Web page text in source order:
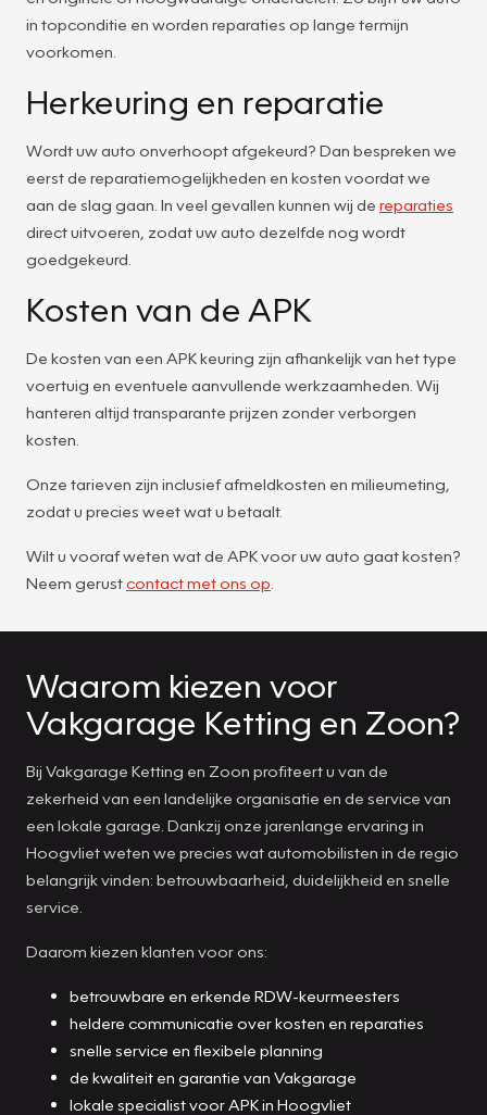
in topconditie en worden reparaties op lange termijn
voorkomen.
Herkeuring en reparatie
Wordt uw auto onverhoopt afgekeurd? Dan bespreken we
eerst de reparatiemogelijkheden en kosten voordat we
aan de slag gaan. In veel gevallen kunnen wij de reparaties
direct uitvoeren, zodat uw auto dezelfde nog wordt
goedgekeurd.
Kosten van de APK
De kosten van een APK keuring zijn afhankelijk van het type
voertuig en eventuele aanvullende werkzaamheden. Wij
hanteren altijd transparante prijzen zonder verborgen
kosten.
Onze tarieven zijn inclusief afmeldkosten en milieumeting,
zodat u precies weet wat u betaalt.
Wilt u vooraf weten wat de APK voor uw auto gaat kosten?
Neem gerustcontact met ons op
Waarom kiezen voor
Vakgarage Ketting en Zoon?
Bij Vakgarage Ketting en Zoon profiteert u van de
zekerheid van een landelijke organisatie en de service van
een lokale garage. Dankzij onze jarenlange ervaring in
Hoogvliet weten we precies wat automobilisten in de regio
belangrijk vinden: betrouwbaarheid, duidelijkheid en snelle
service.
Daarom kiezen klanten voor ons:
betrouwbare en erkende RDW-keurmeesters
heldere communicatie over kosten en reparaties
snelle service en flexibele planning
de kwaliteit en garantie van Vakgarage
lokale specialist voor APK in Hoogvliet